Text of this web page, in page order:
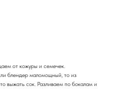
от кожуры и семечек.
блендер маломощный, то из
выжать сок. Разливаем по бокалам и